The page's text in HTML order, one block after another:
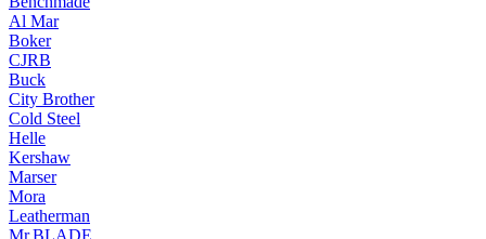
Al Mar
Boker
CJRB
Buck
City Brother
Cold Steel
Helle
Kershaw
Marser
Mora
Leatherman
Mr.BLADE